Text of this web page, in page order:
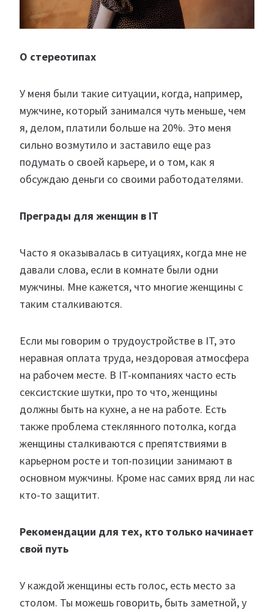
О стереотипах
У меня были такие ситуации, когда, например,
мужчине, который занимался чуть меньше, чем
я, делом, платили больше на 20%. Это меня
сильно возмутило и заставило еще раз
подумать о своей карьере, и о том, как я
обсуждаю деньги со своими работодателями.
Преграды для женщин в IT
Часто я оказывалась в ситуациях, когда мне не
давали слова, если в комнате были одни
мужчины. Мне кажется, что многие женщины с
таким сталкиваются.
Если мы говорим о трудоустройстве в IT, это
неравная оплата труда, нездоровая атмосфера
на рабочем месте. В IT-компаниях часто есть
сексистские шутки, про то что, женщины
должны быть на кухне, а не на работе. Есть
также проблема стеклянного потолка, когда
женщины сталкиваются с препятствиями в
карьерном росте и топ-позиции занимают в
основном мужчины. Кроме нас самих вряд ли нас
кто-то защитит.
Рекомендации для тех, кто только начинает
свой путь
У каждой женщины есть голос, есть место за
столом. Ты можешь говорить, быть заметной, у